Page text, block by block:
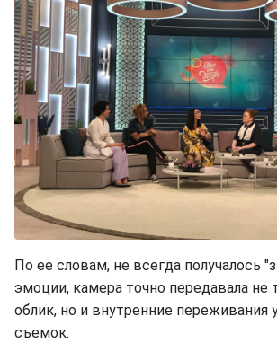
По ее словам, не всегда получалось
эмоции, камера точно передавала не
облик, но и внутренние переживания
съемок.